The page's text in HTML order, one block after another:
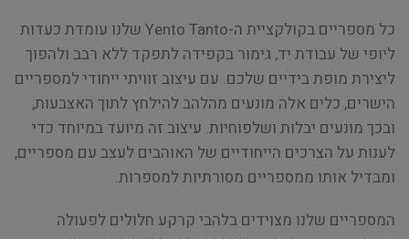
כל מספריים בקולקציית ה-Yento Tanto שלנו עומדת כעדות
ליופי של עבודת יד, גימור בקפידה לתפקד ללא רבב ולהפוך
ליצירת מופת בידיים שלכם. עם עיצוב זוויתי ייחודי למספריים
הישרים, כלים אלה מונעים מהלהב להילחץ לתוך האצבעות,
ובכך מונעים יבלות ושלפוחיות. עיצוב זה מיועד במיוחד כדי
לענות על הצרכים הייחודיים של האוהבים לעצב עם מספריים,
ומבדיל אותו ממספריים מסורתיות למספרות.
המספריים שלנו מצוידים בלהבי קרקע חלולים לפעולה